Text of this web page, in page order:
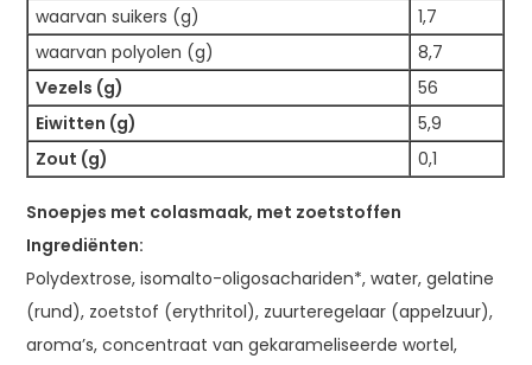
waarvan suikers (g)
1,7
waarvan polyolen (g)
8,7
Vezels (g)
56
Eiwitten (g)
5,9
Zout (g)
0,1
Snoepjes met colasmaak, met zoetstoffen
Ingrediënten:
Polydextrose, isomalto-oligosachariden*, water, gelatine
(rund), zoetstof (erythritol), zuurteregelaar (appelzuur),
aroma’s, concentraat van gekarameliseerde wortel,